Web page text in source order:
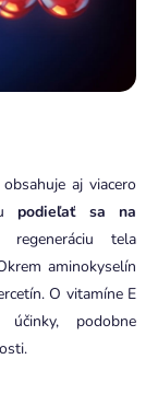
aj viacero
podieľať sa na
regeneráciu tela
aminokyselín
O vitamíne E
podobne